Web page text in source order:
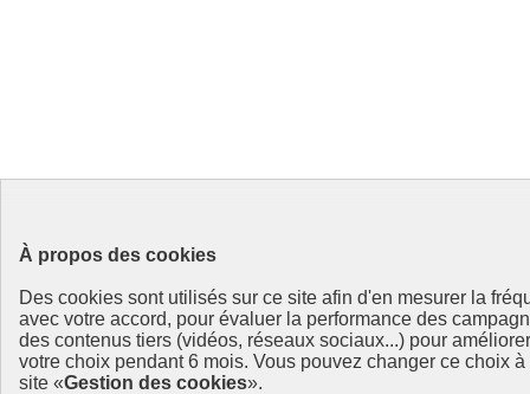
À propos des cookies
Des cookies sont utilisés sur ce site afin d'en mesurer la
avec votre accord, pour évaluer la performance des
des contenus tiers (vidéos, réseaux sociaux...) pour
votre choix pendant 6 mois. Vous pouvez changer ce choix
site «Gestion des cookies».